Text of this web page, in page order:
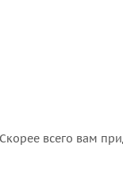
всего вам